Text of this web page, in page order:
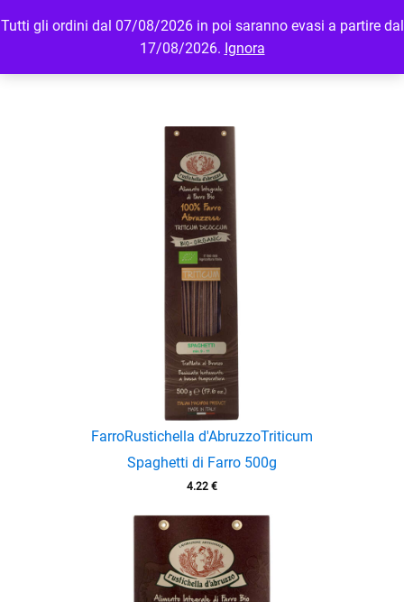
Tutti gli ordini dal 07/08/2026 in poi saranno evasi a partire dal
17/08/2026. Ignora
MENU LOGIN
FarroRustichella d'AbruzzoTriticum
Spaghetti di Farro 500g
4.22 €